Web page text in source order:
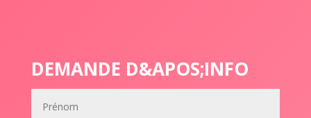
DEMANDE D&APOS;INFO